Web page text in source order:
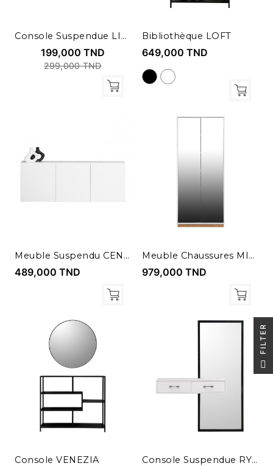
Console Suspendue LINÉA
199,000 TND
299,000 TND
Bibliothèque LOFT
649,000 TND
Meuble Suspendu CENOVA
489,000 TND
Meuble Chaussures MIROITÉ
979,000 TND
Console VENEZIA Console Suspendue RYTTA
R